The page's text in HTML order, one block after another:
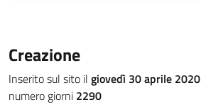
Creazione
Inserito sul sito il giovedì 30 aprile 2020
numero giorni 2290